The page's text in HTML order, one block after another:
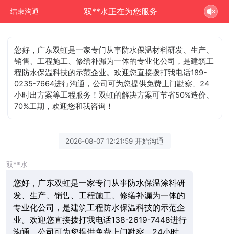
结束沟通 双**水正在为您服务
您好，广东双虹是一家专门从事防水保温材料研发、生产、
销售、工程施工、修缮补漏为一体的专业化公司，是建筑工
程防水保温科技的示范企业。欢迎您直接拨打我电话189-
0235-7664进行沟通，公司可为您提供免费上门勘察、24
小时出方案等工程服务！双虹的解决方案可节省50%造价、
70%工期，欢迎您和我咨询！
2026-08-07 12:21:59 开始沟通
双**水
您好，广东双虹是一家专门从事防水保温涂料研
发、生产、销售、工程施工、修缮补漏为一体的
专业化公司，是建筑工程防水保温科技的示范企
业。欢迎您直接拨打我电话138-2619-7448进行
沟通，公司可为您提供免费上门勘察、24小时